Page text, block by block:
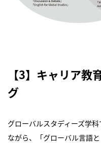
【3】キャリア教
グ
グローバルスタディーズ学
ながら、「グローバル言語